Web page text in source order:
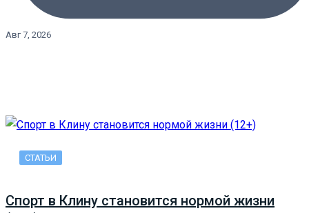
Авг 7, 2026
СТАТЬИ
Спорт в Клину становится нормой жизни